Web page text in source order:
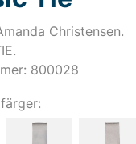
Christensen.
800028